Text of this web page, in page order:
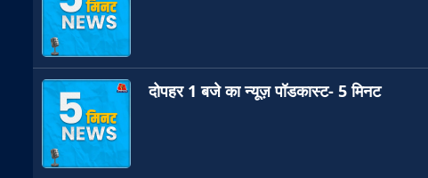
दोपहर 1 बजे का न्यूज़ पॉडकास्ट- 5 मिनट